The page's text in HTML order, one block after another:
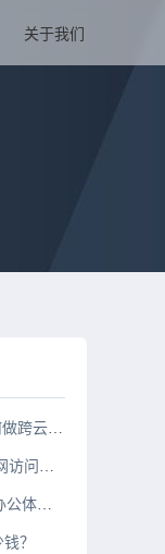
关于我们
美国微软Azure与日本AWS如何做跨云互联？
云专线出现故障后，为什么公网访问正常，但云上业务却无法连接？
SD-WAN是如何提升企业的云办公体验的？
？